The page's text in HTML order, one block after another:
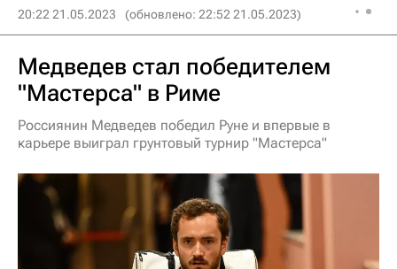
20:22 21.05.2023 (обновлено: 22:52 21.05.2023)
Медведев стал победителем
"Мастерса" в Риме
Россиянин Медведев победил Руне и впервые в
карьере выиграл грунтовый турнир "Мастерса"